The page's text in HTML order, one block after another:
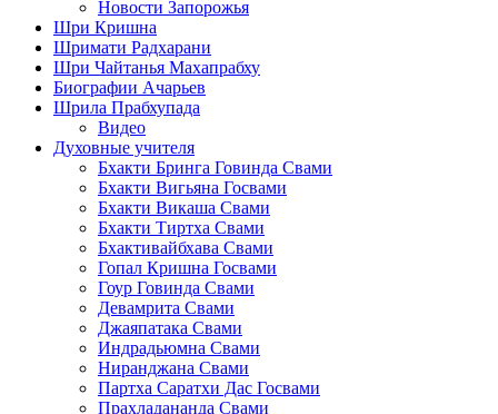
Новости Запорожья
Шри Кришна
Шримати Радхарани
Шри Чайтанья Махапрабху
Биографии Ачарьев
Шрила Прабхупада
Видео
Духовные учителя
Бхакти Бринга Говинда Свами
Бхакти Вигьяна Госвами
Бхакти Викаша Свами
Бхакти Тиртха Свами
Бхактивайбхава Свами
Гопал Кришна Госвами
Гоур Говинда Свами
Девамрита Свами
Джаяпатака Свами
Индрадьюмна Свами
Ниранджана Свами
Партха Саратхи Дас Госвами
Прахладананда Свами